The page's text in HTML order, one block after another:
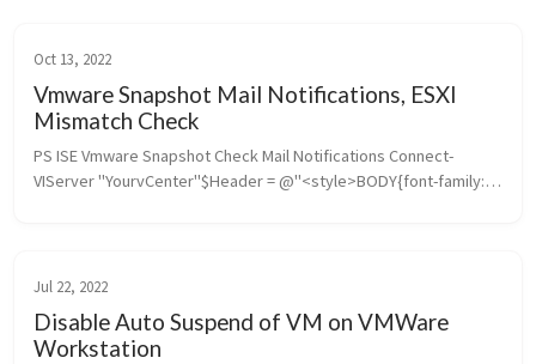
Oct 13, 2022
Vmware Snapshot Mail Notifications, ESXI
Mismatch Check
PS ISE Vmware Snapshot Check Mail Notifications Connect-
VIServer "YourvCenter"$Header = @"<style>BODY{font-family:
Jul 22, 2022
Disable Auto Suspend of VM on VMWare
Workstation